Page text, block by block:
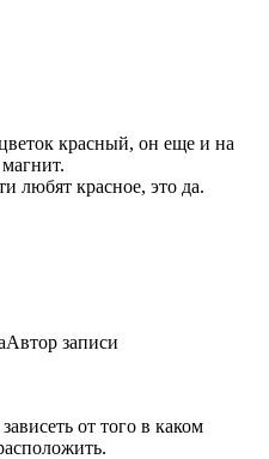
красный, он еще и на
любят красное, это да.
Автор записи
от того в каком